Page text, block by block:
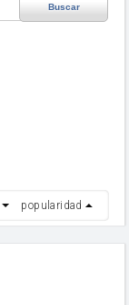
Buscar
popularidad